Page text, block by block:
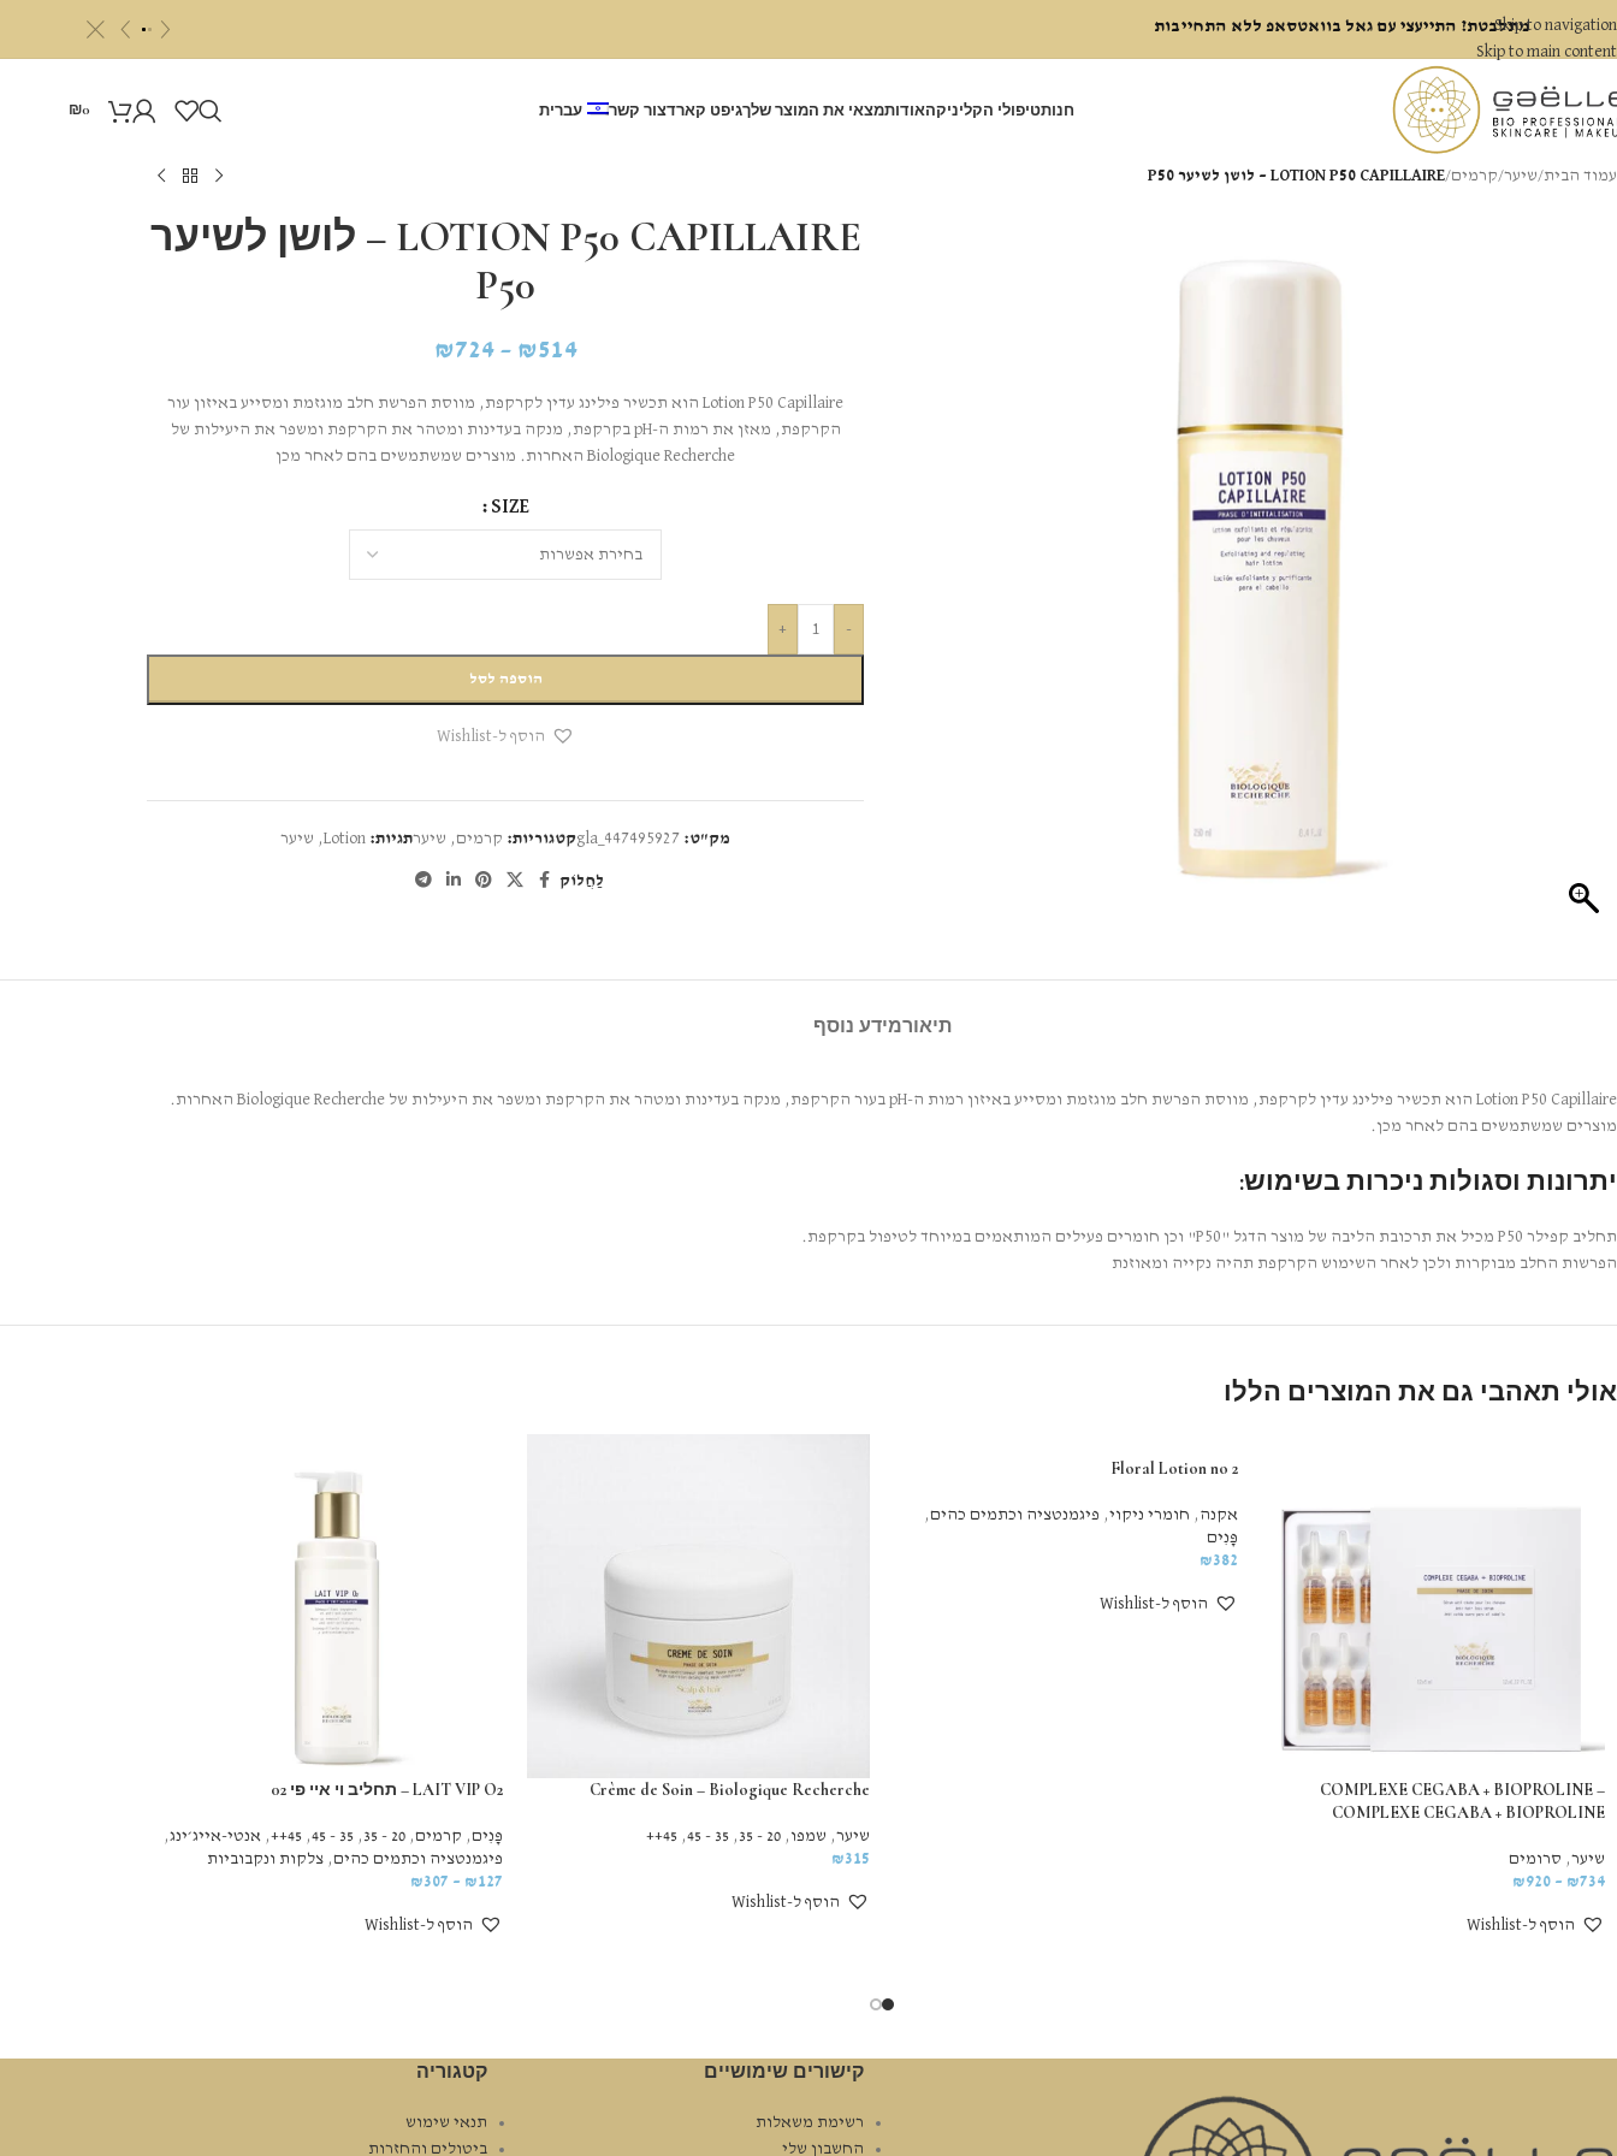
מתלבטת? התייעצי עם גאל בוואטסאפ ללא התחייבות c
Skip to navigation
Skip to main content
חנותטיפולי הקליניקהאודותמצאי את המוצר שלךגיפט קארדצור קשר עברית ₪0
עמוד הבית/שיער/קרמים/LOTION P50 CAPILLAIRE – לושן לשיער P50
LOTION P50 CAPILLAIRE – לושן לשיער
P50
₪514
–
₪724
Lotion P50 Capillaire הוא תכשיר פילינג עדין לקרקפת, מווסת הפרשת חלב מוגזמת ומסייע באיזון עור
הקרקפת, מאזן את רמות ה-pH בקרקפת, מנקה בעדינות ומטהר את הקרקפת ומשפר את היעילות של
Biologique Recherche האחרות. מוצרים שמשתמשים בהם לאחר מכן
SIZE
-
+
הוספה לסל
הוסף ל-Wishlist
מק"ט: gla_447495927קטגוריות: קרמים , שיערתגיות: Lotion
, שיער
לַחֲלוֹק
תיאורמידע נוסף
Lotion P50 Capillaire הוא תכשיר פילינג עדין לקרקפת, מווסת הפרשת חלב מוגזמת ומסייע באיזון רמות ה-pH בעור הקרקפת, מנקה בעדינות ומטהר את הקרקפת ומשפר את היעילות של Biologique Recherche האחרות.
מוצרים שמשתמשים בהם לאחר מכן.
יתרונות וסגולות ניכרות בשימוש:
תחליב קפילר P50 מכיל את תרכובת הליבה של מוצר הדגל "P50" וכן חומרים פעילים המותאמים במיוחד לטיפול בקרקפת.
הפרשות החלב מבוקרות ולכן לאחר השימוש הקרקפת תהיה נקייה ומאוזנת
אולי תאהבי גם את המוצרים הללו
COMPLEXE CEGABA + BIOPROLINE –
COMPLEXE CEGABA + BIOPROLINE
שיער, סרומים
₪734
–
₪920
הוסף ל-Wishlist
Floral Lotion no 2
אקנה , חומרי ניקוי, פיגמנטציה וכתמים כהים,
פָּנִים
₪382
הוסף ל-Wishlist
Crème de Soin – Biologique Recherche
שיער, שמפו ,
20 - 35
,
35 - 45
,
45++
₪315
הוסף ל-Wishlist
LAIT VIP O2 – תחליב וי איי פי 02
פָּנִים, קרמים,
20 - 35
,
35 - 45
,
45++
, אנטי-אייג׳ינג,
פיגמנטציה וכתמים כהים, צלקות ונקבוביות
₪127
–
₪307
הוסף ל-Wishlist
קישורים שימושיים
רשימת משאלות
החשבון שלי
קטגוריה
תנאי שימוש
ביטולים והחזרות